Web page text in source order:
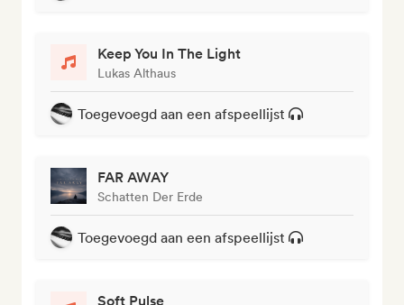
Keep You In The Light
Lukas Althaus
Toegevoegd aan een afspeellijst
FAR AWAY
Schatten Der Erde
Toegevoegd aan een afspeellijst
Soft Pulse